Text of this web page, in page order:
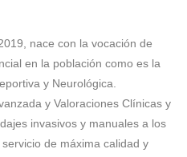
nace con la vocación de
en la población como es la
y Neurológica.
y Valoraciones Clínicas y
invasivos y manuales a los
de máxima calidad y